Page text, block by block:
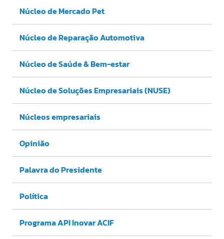
Núcleo de Mercado Pet
Núcleo de Reparação Automotiva
Núcleo de Saúde & Bem-estar
Núcleo de Soluções Empresariais (NUSE)
Núcleos empresariais
Opinião
Palavra do Presidente
Política
Programa API Inovar ACIF